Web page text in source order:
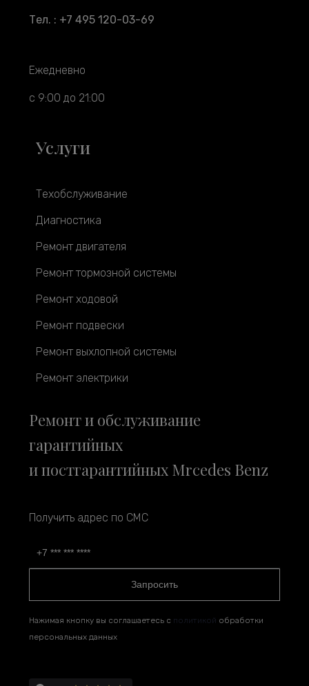
Тел. : +7 495 120-03-69
Ежедневно
с 9:00 до 21:00
Услуги
Техобслуживание
Диагностика
Ремонт двигателя
Ремонт тормозной системы
Ремонт ходовой
Ремонт подвески
Ремонт выхлопной системы
Ремонт электрики
Ремонт и обслуживание
гарантийных
и постгарантийных Mrcedes Benz
Получить адрес по СМС
Запросить
Нажимая кнопку вы соглашаетесь с политикой обработки
персональных данных